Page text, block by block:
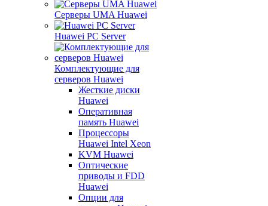
Серверы UMA Huawei
Huawei PC Server
Комплектующие для
серверов Huawei
Жесткие диски
Huawei
Оперативная
память Huawei
Процессоры
Huawei Intel Xeon
KVM Huawei
Оптические
приводы и FDD
Huawei
Опции для